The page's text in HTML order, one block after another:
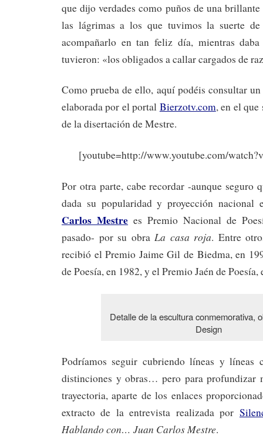
que dijo verdades como puños de una
las lágrimas a los que tuvimos la suerte
acompañarlo en tan feliz día, mientras
tuvieron: «los obligados a callar cargados de
Como prueba de ello, aquí podéis consultar
elaborada por el portal Bierzotv.com, en el que
de la disertación de Mestre.
[youtube=http://www.youtube.com/
Por otra parte, cabe recordar -aunque seguro
dada su popularidad y proyección nacional
Carlos Mestre es Premio Nacional de
pasado- por su obraLa casa roja. Entre
recibió el Premio Jaime Gil de Biedma, en
de Poesía, en 1982, y el Premio Jaén de Poesía,
Detalle de la escultura conmemorativa,
Design
Podríamos seguir cubriendo líneas y líneas
distinciones y obras… pero para profundizar
trayectoria, aparte de los enlaces
extracto de la entrevista realizada por
Hablando con… Juan Carlos Mestre.